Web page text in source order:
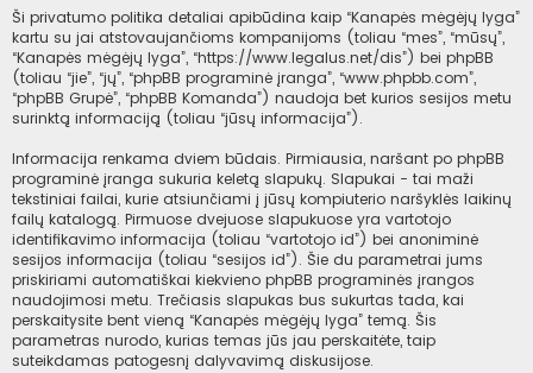
Ši privatumo politika detaliai apibūdina kaip “Kanapės mėgėjų lyga”
kartu su jai atstovaujančioms kompanijoms (toliau “mes”, “mūsų”,
“Kanapės mėgėjų lyga”, “https://www.legalus.net/dis”) bei phpBB
(toliau “jie”, “jų”, “phpBB programinė įranga”, “www.phpbb.com”,
“phpBB Grupė”, “phpBB Komanda”) naudoja bet kurios sesijos metu
surinktą informaciją (toliau “jūsų informacija”).
Informacija renkama dviem būdais. Pirmiausia, naršant po phpBB
programinė įranga sukuria keletą slapukų. Slapukai - tai maži
tekstiniai failai, kurie atsiunčiami į jūsų kompiuterio naršyklės laikinų
failų katalogą. Pirmuose dvejuose slapukuose yra vartotojo
identifikavimo informacija (toliau “vartotojo id”) bei anoniminė
sesijos informacija (toliau “sesijos id”). Šie du parametrai jums
priskiriami automatiškai kiekvieno phpBB programinės įrangos
naudojimosi metu. Trečiasis slapukas bus sukurtas tada, kai
perskaitysite bent vieną “Kanapės mėgėjų lyga” temą. Šis
parametras nurodo, kurias temas jūs jau perskaitėte, taip
suteikdamas patogesnį dalyvavimą diskusijose.